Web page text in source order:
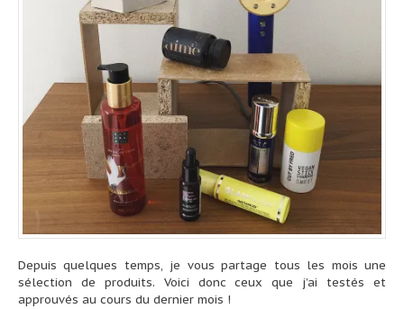
Depuis quelques temps, je vous partage tous les mois une
sélection de produits. Voici donc ceux que j’ai testés et
approuvés au cours du dernier mois !